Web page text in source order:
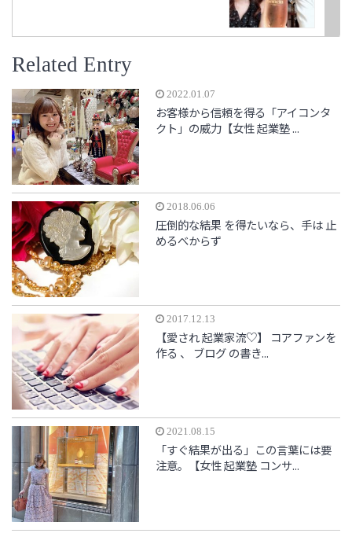
Related Entry
2022.01.07
お客様から信頼を得る「アイコンタ
クト」の威力【女性 起業塾 ...
2018.06.06
圧倒的な結果 を得たいなら、手は 止
めるべからず
2017.12.13
【愛され 起業家流♡】 コアファンを
作る 、 ブログ の書き...
2021.08.15
「すぐ結果が出る」この言葉には要
注意。【女性 起業塾 コンサ...